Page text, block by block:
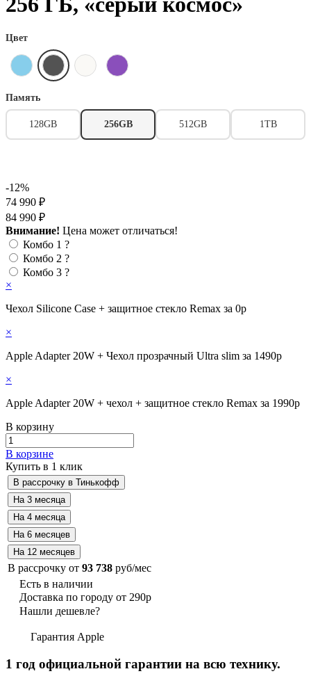
Цвет
Память
128GB 256GB 512GB 1TB
-12%
74 990 ₽
84 990 ₽
Внимание! Цена может отличаться!
Комбо 1 ?
Комбо 2 ?
Комбо 3 ?
×
Чехол Silicone Case + защитное стекло Remax за 0р
×
Apple Adapter 20W + Чехол прозрачный Ultra slim за 1490р
×
Apple Adapter 20W + чехол + защитное стекло Remax за 1990р
В корзину
В корзине
Купить в 1 клик
В рассрочку от 93 738 руб/мес
Есть в наличии
Доставка по городу от 290р
Нашли дешевле?
Гарантия Apple
1 год официальной гарантии на всю технику.